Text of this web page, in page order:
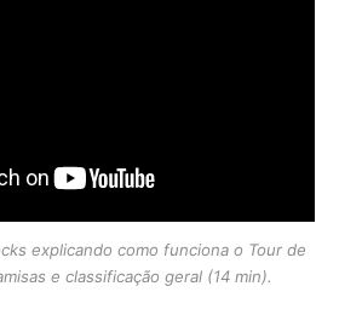
explicando como funciona o Tour de
e classificação geral (14 min).